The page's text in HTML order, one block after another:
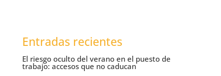
Entradas recientes
El riesgo oculto del verano en el puesto de
trabajo: accesos que no caducan